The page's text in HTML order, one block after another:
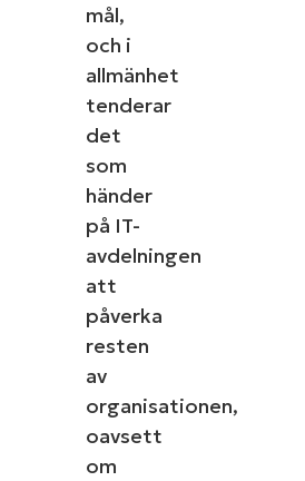
mål,
och i
allmänhet
tenderar
det
som
händer
på IT-
avdelningen
att
påverka
resten
av
organisationen,
oavsett
om